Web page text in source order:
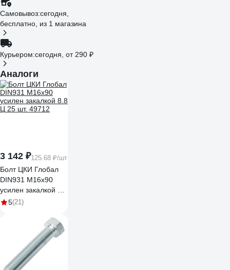
Самовывоз:сегодня,
бесплатно , из 1 магазина
Курьером:сегодня, от 290 ₽
Аналоги
3 142 ₽125.68 ₽/шт
Болт ЦКИ Глобал
DIN931 М16х90
усилен закалкой 8.8
Ц 25 шт. 49712
5(21)